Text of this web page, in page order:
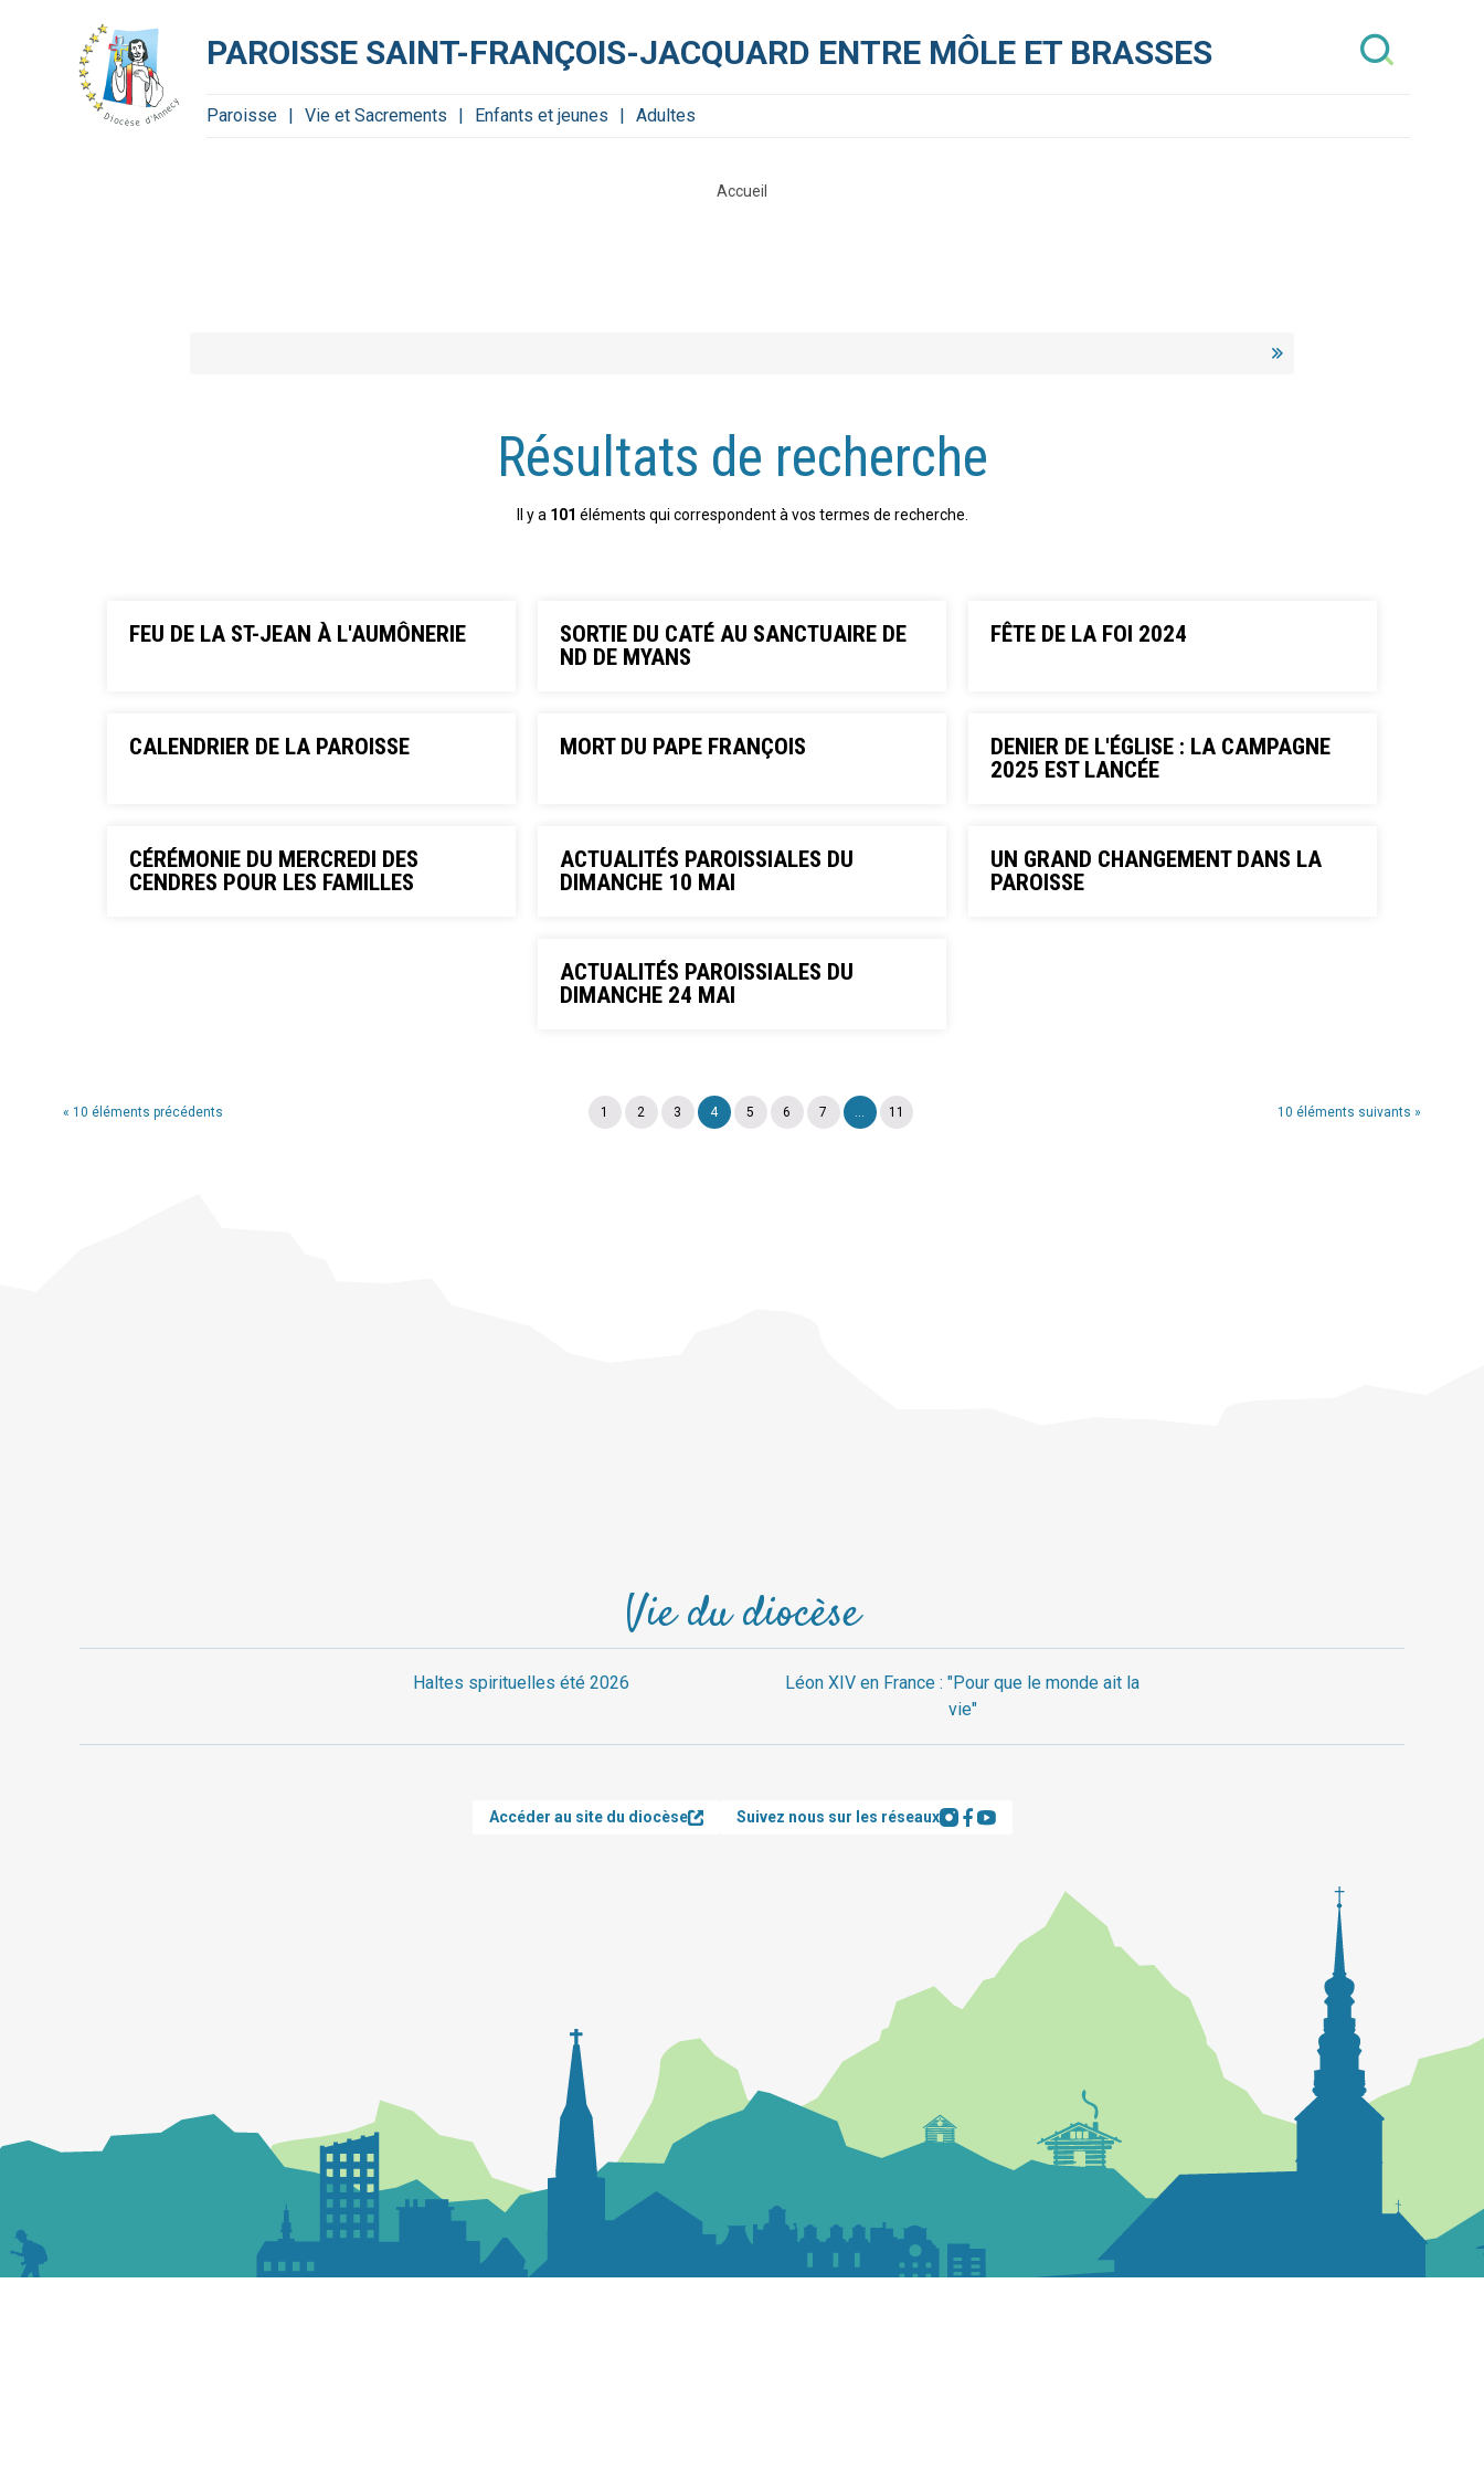
PAROISSE SAINT-FRANÇOIS-JACQUARD ENTRE MÔLE ET BRASSES
Paroisse Vie et Sacrements Enfants et jeunes Adultes
Accueil
Résultats de recherche
Il y a 101 éléments qui correspondent à vos termes de recherche.
FEU DE LA ST-JEAN À L'AUMÔNERIE
SORTIE DU CATÉ AU SANCTUAIRE DE
ND DE MYANS
FÊTE DE LA FOI 2024
CALENDRIER DE LA PAROISSE MORT DU PAPE FRANÇOIS
DENIER DE L'ÉGLISE : LA CAMPAGNE
2025 EST LANCÉE
CÉRÉMONIE DU MERCREDI DES
CENDRES POUR LES FAMILLES
ACTUALITÉS PAROISSIALES DU
DIMANCHE 10 MAI
UN GRAND CHANGEMENT DANS LA
PAROISSE
ACTUALITÉS PAROISSIALES DU
DIMANCHE 24 MAI
« 10 éléments précédents 10 éléments suivants »
1 2 3 4 5 6 7 ... 11
Vie du diocèse
Haltes spirituelles été 2026
Léon XIV en France : "Pour que le monde ait la
vie"
Accéder au site du diocèse Suivez nous sur les réseaux